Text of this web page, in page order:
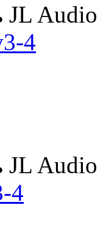
JL Audio
4
JL Audio
4